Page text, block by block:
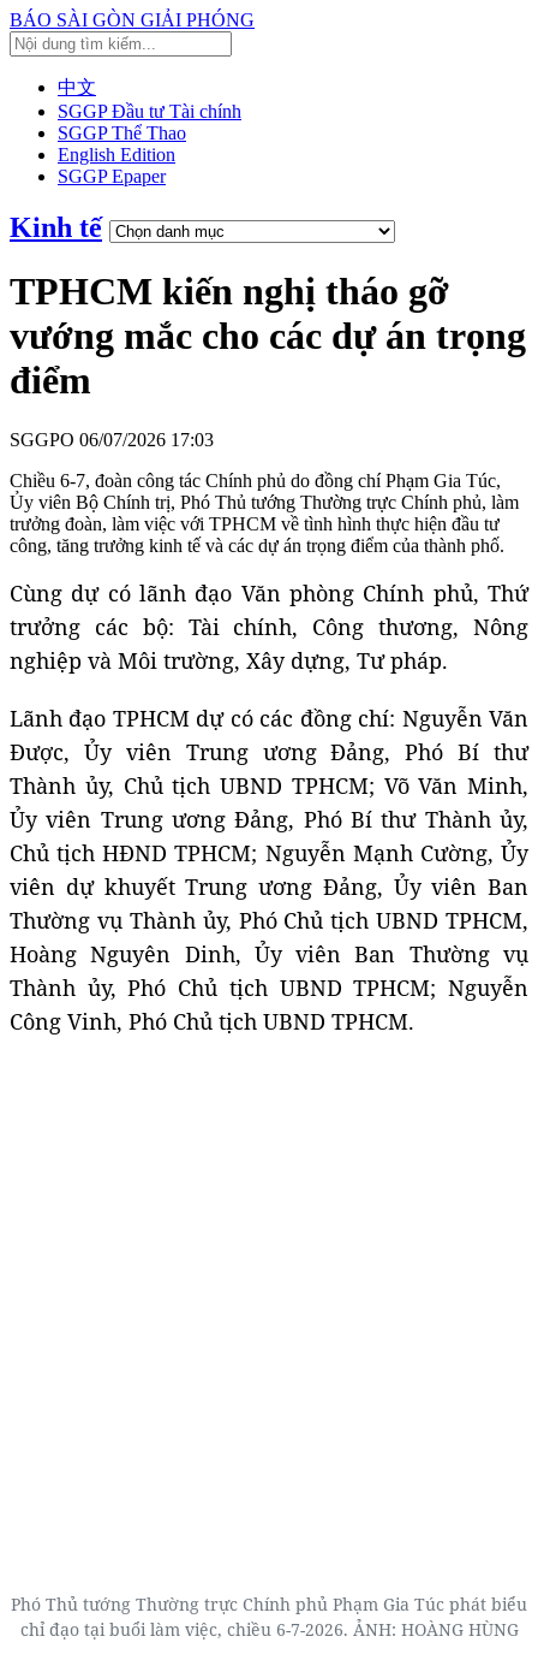
BÁO SÀI GÒN GIẢI PHÓNG
中文
SGGP Đầu tư Tài chính
SGGP Thể Thao
English Edition
SGGP Epaper
Kinh tế
TPHCM kiến nghị tháo gỡ
vướng mắc cho các dự án trọng
điểm
SGGPO 06/07/2026 17:03
Chiều 6-7, đoàn công tác Chính phủ do đồng chí Phạm Gia Túc,
Ủy viên Bộ Chính trị, Phó Thủ tướng Thường trực Chính phủ, làm
trưởng đoàn, làm việc với TPHCM về tình hình thực hiện đầu tư
công, tăng trưởng kinh tế và các dự án trọng điểm của thành phố.
Cùng dự có lãnh đạo Văn phòng Chính phủ, Thứ
trưởng các bộ: Tài chính, Công thương, Nông
nghiệp và Môi trường, Xây dựng, Tư pháp.
Lãnh đạo TPHCM dự có các đồng chí: Nguyễn Văn
Được, Ủy viên Trung ương Đảng, Phó Bí thư
Thành ủy, Chủ tịch UBND TPHCM; Võ Văn Minh,
Ủy viên Trung ương Đảng, Phó Bí thư Thành ủy,
Chủ tịch HĐND TPHCM; Nguyễn Mạnh Cường, Ủy
viên dự khuyết Trung ương Đảng, Ủy viên Ban
Thường vụ Thành ủy, Phó Chủ tịch UBND TPHCM,
Hoàng Nguyên Dinh, Ủy viên Ban Thường vụ
Thành ủy, Phó Chủ tịch UBND TPHCM; Nguyễn
Công Vinh, Phó Chủ tịch UBND TPHCM.
Phó Thủ tướng Thường trực Chính phủ Phạm Gia Túc phát biểu
chỉ đạo tại buổi làm việc, chiều 6-7-2026. ẢNH: HOÀNG HÙNG